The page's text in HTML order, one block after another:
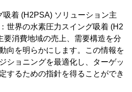
吸着 (H2PSA) ソリューション主
世界の水素圧力スイング吸着 (H2
要消費地域の売上、需要構造を分
向を明らかにします。この情報を
ショニングを最適化し、ターゲッ
するための指針を得ることができ